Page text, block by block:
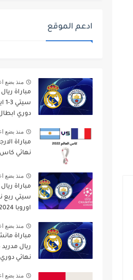
ادعم الموقع
منذ بضع
مباراة
دوري ابطال
منذ بضع
مباراة
نهائي كاس
منذ بضع
مباراة
سيتي ربع
اوروبا 2023/2024
منذ بضع
مباراة
نهائي
منذ بضع